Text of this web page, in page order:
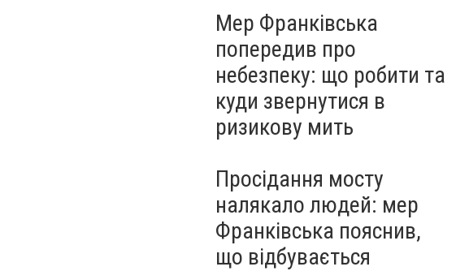
Мер Франківська
попередив про
небезпеку: що робити та
куди звернутися в
ризикову мить
Просідання мосту
налякало людей: мер
Франківська пояснив,
що відбувається